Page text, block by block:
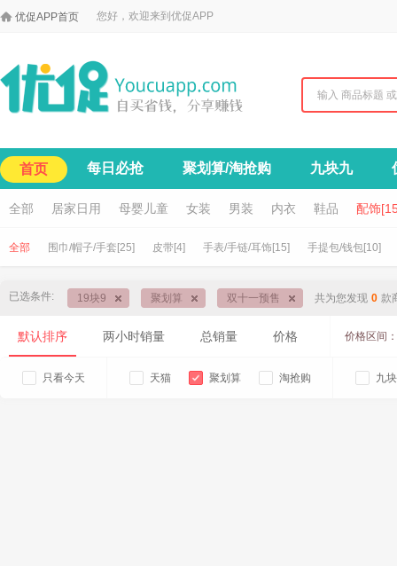
 优促APP首页 您好，欢迎来到优促APP
首页 每日必抢 聚划算/淘抢购 九块九
全部 居家日用 母婴儿童 女装 男装 内衣 鞋品 配饰
全部 围巾/帽子/手套[25] 皮带[4] 手表/手链/耳饰[15] 手提包/钱包[10]
已选条件: 19块9 聚划算 双十一预售 共为您发现 0 款
默认排序 两小时销量 总销量 价格 价格区间：
只看今天 天猫 聚划算 淘抢购 九